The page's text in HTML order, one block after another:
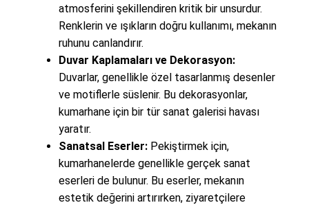
atmosferini şekillendiren kritik bir unsurdur.
Renklerin ve ışıkların doğru kullanımı, mekanın
ruhunu canlandırır.
Duvar Kaplamaları ve Dekorasyon:
Duvarlar, genellikle özel tasarlanmış desenler
ve motiflerle süslenir. Bu dekorasyonlar,
kumarhane için bir tür sanat galerisi havası
yaratır.
Sanatsal Eserler:Pekiştirmek için,
kumarhanelerde genellikle gerçek sanat
eserleri de bulunur. Bu eserler, mekanın
estetik değerini artırırken, ziyaretçilere